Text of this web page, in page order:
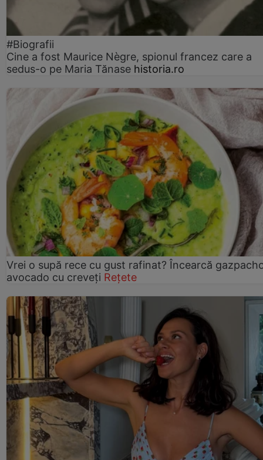
#Biografii
Cine a fost Maurice Nègre, spionul francez care a
sedus-o pe Maria Tănase historia.ro
Vrei o supă rece cu gust rafinat? Încearcă
avocado cu creveți Rețete